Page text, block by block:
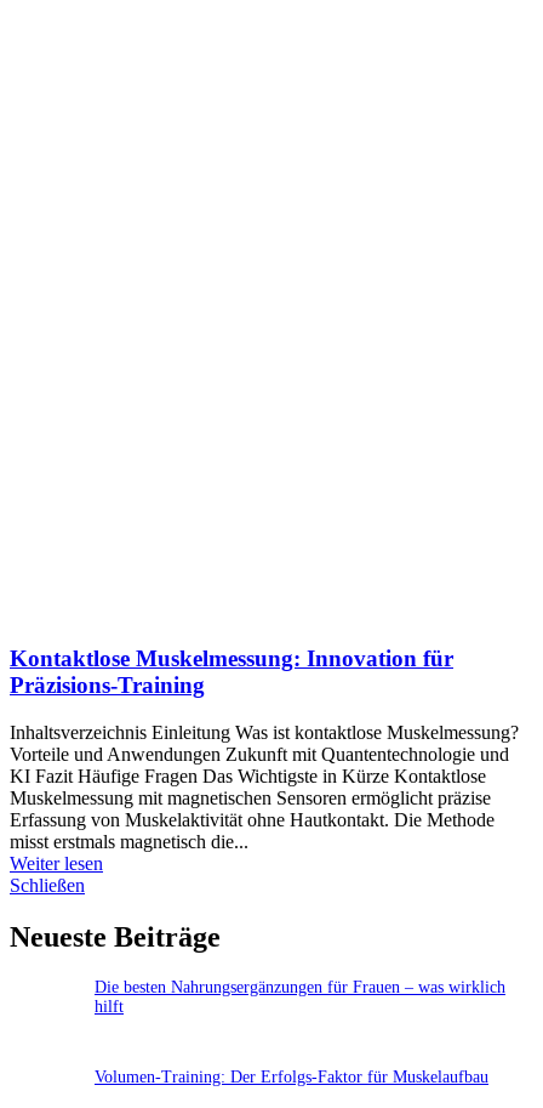
Kontaktlose Muskelmessung: Innovation für
Präzisions-Training
Inhaltsverzeichnis Einleitung Was ist kontaktlose Muskelmessung?
Vorteile und Anwendungen Zukunft mit Quantentechnologie und
KI Fazit Häufige Fragen Das Wichtigste in Kürze Kontaktlose
Muskelmessung mit magnetischen Sensoren ermöglicht präzise
Erfassung von Muskelaktivität ohne Hautkontakt. Die Methode
misst erstmals magnetisch die...
Weiter lesen
Schließen
Neueste Beiträge
Die besten Nahrungsergänzungen für Frauen – was wirklich
hilft
Volumen-Training: Der Erfolgs-Faktor für Muskelaufbau